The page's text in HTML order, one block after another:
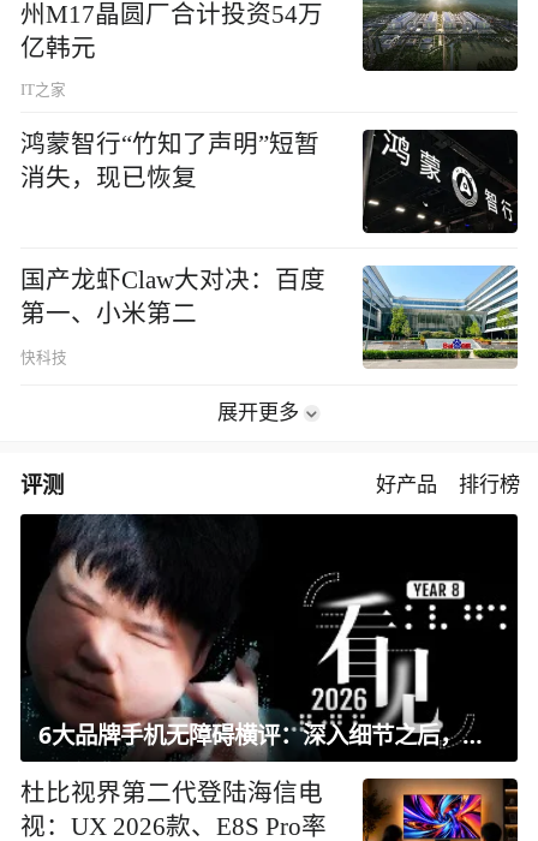
州M17晶圆厂合计投资54万
亿韩元
IT之家
鸿蒙智行“竹知了声明”短暂
消失，现已恢复
国产龙虾Claw大对决：百度
第一、小米第二
快科技
展开更多
评测 好产品 排行榜
6大品牌手机无障碍横评：深入细节之后，似乎只有苹果能挺住？｜ 看见2026
杜比视界第二代登陆海信电
视：UX 2026款、E8S Pro率